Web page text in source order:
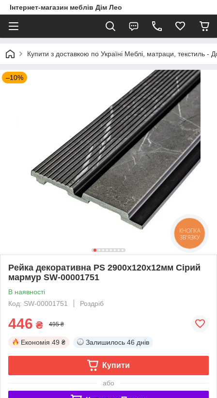
Інтернет-магазин меблів Дім Лео
Купити з доставкою по Україні Меблі, матраци, текстиль -
–10%
Рейка декоративна PS 2900х120х12мм Сірий
мармур SW-00001751
В наявності
Код: SW-00001751
Роздріб
446 ₴ 495 ₴
Економія 49 ₴ Залишилось 46 днів
Купити
або
КНОПКА
ЗВ'ЯЗКУ